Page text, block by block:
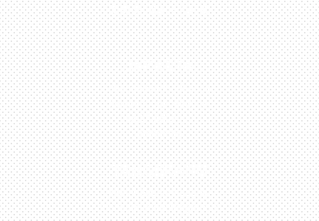
0813-1054-7548
JAKARTA
Perumahan Boulevard
Taman Surya 3 Blok h2,
No.27, Jakarta –
Indonesia
TANGERANG
Husein Sastra Negara,
No.8 Jurumudi Tangerang